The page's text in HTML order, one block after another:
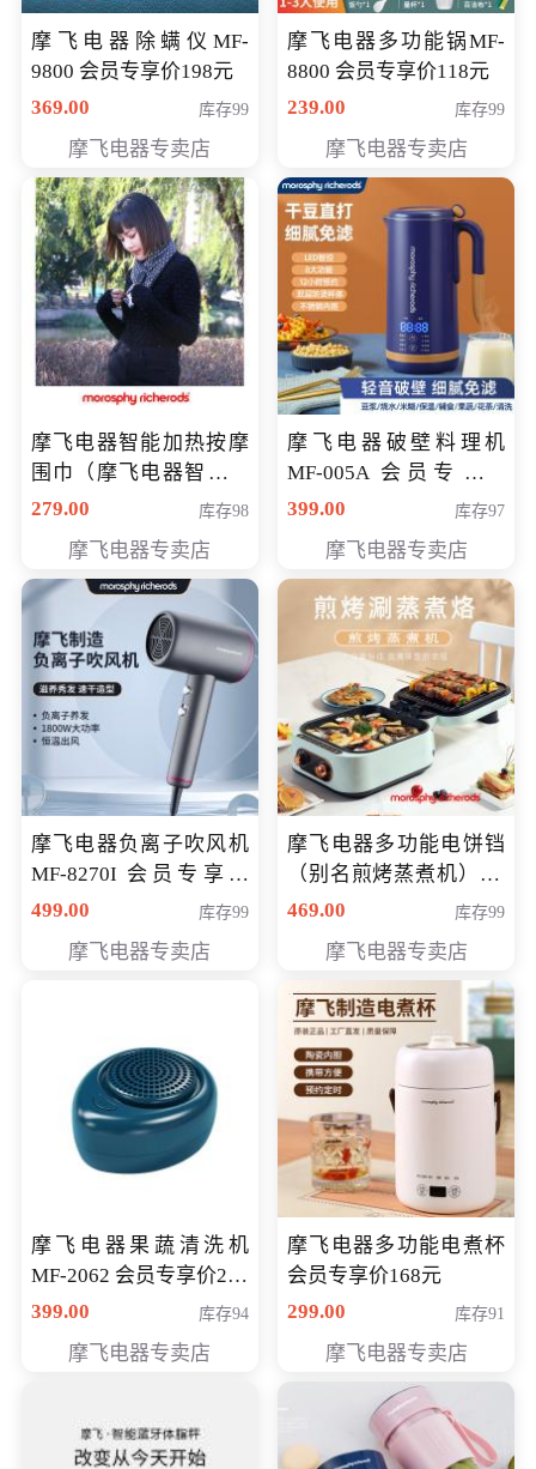
摩飞电器除螨仪MF-
9800 会员专享价198元
369.00
库存99
摩飞电器专卖店
摩飞电器多功能锅MF-
8800 会员专享价118元
239.00
库存99
摩飞电器专卖店
摩飞电器智能加热按摩
围巾（摩飞电器智能加
热按摩围脖） 会员专享
279.00 库存98
摩飞电器专卖店
摩飞电器破壁料理机
MF-005A 会员专享价
198元
399.00 库存97
摩飞电器专卖店
摩飞电器负离子吹风机
MF-8270I 会员专享价
369元
499.00 库存99
摩飞电器专卖店
摩飞电器多功能电饼铛
（别名煎烤蒸煮机） 型
号MF-8888B 会员专享
469.00 库存99
摩飞电器专卖店
摩飞电器果蔬清洗机
MF-2062 会员专享价268
元
399.00 库存94
摩飞电器专卖店
摩飞电器多功能电煮杯
会员专享价168元
299.00
库存91
摩飞电器专卖店